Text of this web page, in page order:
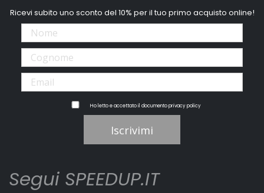
Ricevi subito uno sconto del 10% per il tuo primo acquisto online!
Ho letto e accettato il documentoprivacy policy
Iscrivimi
Segui SPEEDUP.IT